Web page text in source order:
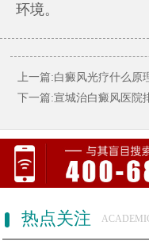
环境。
上一篇:白癜风光疗什么原
下一篇:宣城治白癜风医院
热点关注